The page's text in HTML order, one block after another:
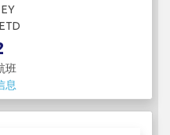
班
息